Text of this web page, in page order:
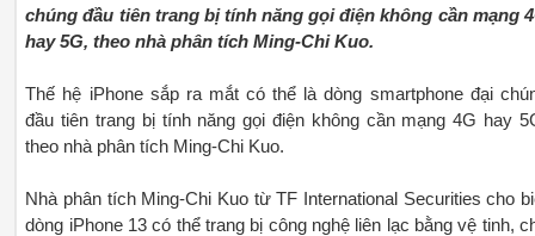
chúng đầu tiên trang bị tính năng gọi điện không cần mạng
hay 5G, theo nhà phân tích Ming-Chi Kuo.
Thế hệ iPhone sắp ra mắt có thể là dòng smartphone đại
đầu tiên trang bị tính năng gọi điện không cần mạng 4G hay
theo nhà phân tích Ming-Chi Kuo.
Nhà phân tích Ming-Chi Kuo từ TF International Securities cho
dòng iPhone 13 có thể trang bị công nghệ liên lạc bằng vệ tinh,